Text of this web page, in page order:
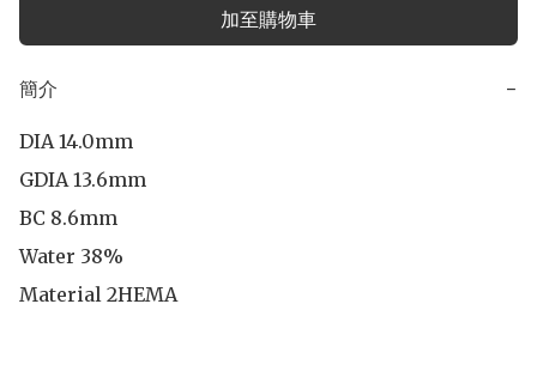
加至購物車
簡介 −
DIA 14.0mm
GDIA 13.6mm
BC 8.6mm
Water 38%
Material 2HEMA